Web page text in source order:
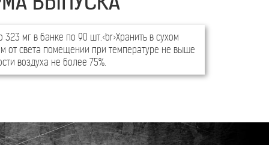
мг в банке по 90 шт.<br>Хранить в сухом
от света помещении при температуре не выше
воздуха не более 75%.